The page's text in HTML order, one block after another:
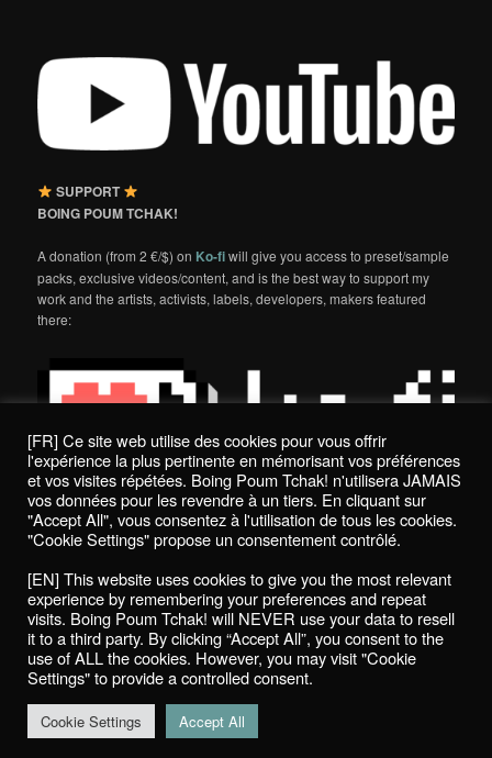
SUPPORT
BOING POUM TCHAK!
A donation (from 2 €/$) on Ko-fiwill give you access to preset/sample
packs, exclusive videos/content, and is the best way to support my
work and the artists, activists, labels, developers, makers featured
there:
Politique de confidentialité / Privacy Policy
Boing Poum Tchak! - 2022
[FR] Ce site web utilise des cookies pour vous offrir
l'expérience la plus pertinente en mémorisant vos préférences
et vos visites répétées. Boing Poum Tchak! n'utilisera JAMAIS
vos données pour les revendre à un tiers. En cliquant sur
"Accept All", vous consentez à l'utilisation de tous les cookies.
"Cookie Settings" propose un consentement contrôlé.
[EN] This website uses cookies to give you the most relevant
experience by remembering your preferences and repeat
visits. Boing Poum Tchak! will NEVER use your data to resell
it to a third party. By clicking “Accept All”, you consent to the
use of ALL the cookies. However, you may visit "Cookie
Settings" to provide a controlled consent.
Cookie Settings Accept All